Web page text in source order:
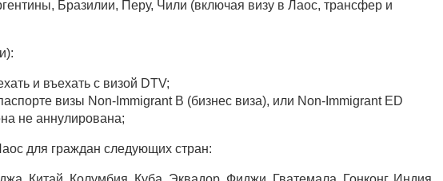
Бразилии, Перу, Чили (включая визу в Лаоc, трансфер и
и въехать с визой DTV;
визы Non-Immigrant B (бизнес виза), или Non-Immigrant ED
не аннулирована;
для граждан следующих стран: